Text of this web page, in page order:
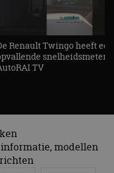
Renault Twingo heeft een
snelheidsmeter! -
TV
modellen
zonder de
Vervaldatum
1 jaar
op basis
essentieel